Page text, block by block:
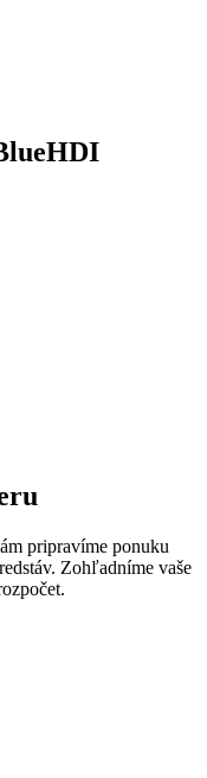
pripravíme ponuku
Zohľadníme vaše